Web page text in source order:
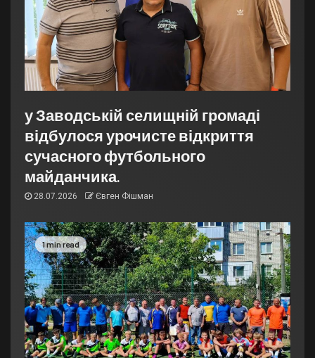
у Заводській селищній громаді
відбулося урочисте відкриття
сучасного футбольного
майданчика.
28.07.2026 Євген Фішман
1 min read